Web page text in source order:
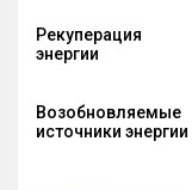
Рекуперация
энергии
Возобновляемые
источники энергии